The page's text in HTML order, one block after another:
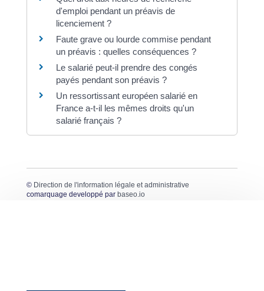
d'emploi pendant un préavis de
licenciement ?
Faute grave ou lourde commise pendant
un préavis : quelles conséquences ?
Le salarié peut-il prendre des congés
payés pendant son préavis ?
Un ressortissant européen salarié en
France a-t-il les mêmes droits qu'un
salarié français ?
© Direction de l'information légale et administrative
comarquage developpé par baseo.io